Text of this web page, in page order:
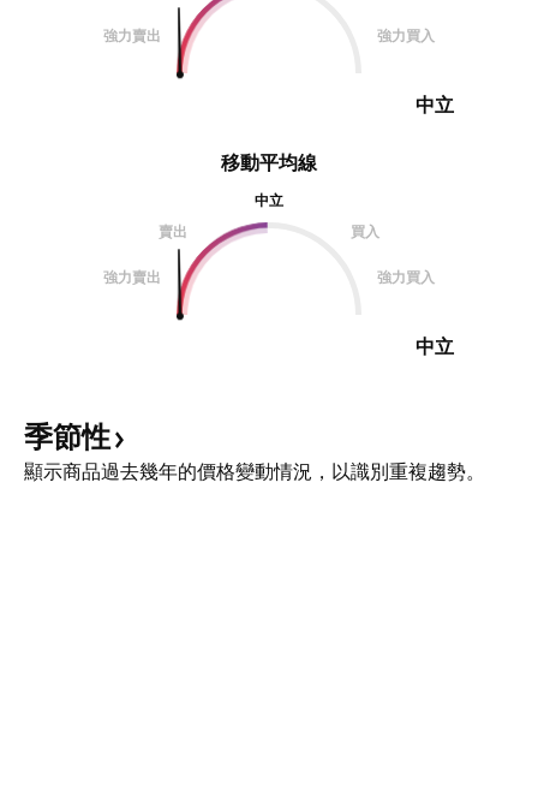
強力賣出 強力買入
中立
移動平均線
中立
賣出
買入
強力賣出 強力買入
中立
季節性
顯示商品過去幾年的價格變動情況，以識別重複趨勢。